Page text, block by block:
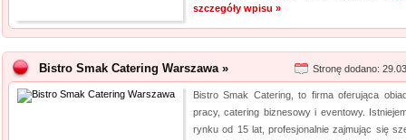
szczegóły wpisu »
Bistro Smak Catering Warszawa » Stronę dodano:
Bistro Smak Catering, to firma oferująca
pracy, catering biznesowy i eventowy.
rynku od 15 lat, profesjonalnie zajmując się